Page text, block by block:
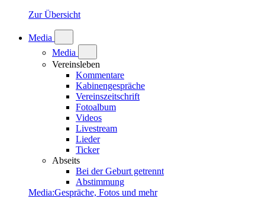
Zur Übersicht
Media
Media
Vereinsleben
Kommentare
Kabinengespräche
Vereinszeitschrift
Fotoalbum
Videos
Livestream
Lieder
Ticker
Abseits
Bei der Geburt getrennt
Abstimmung
Media:Gespräche, Fotos und mehr